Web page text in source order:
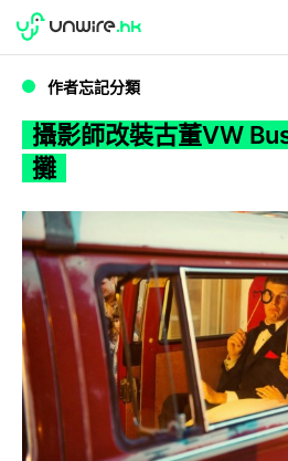
攝影師改裝古董VW
WWDC 2026
作者忘記分類
攝影師改裝古董VW
攤